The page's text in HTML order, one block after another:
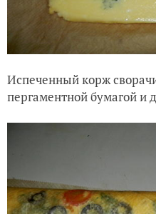
Испеченный корж
пергаментной бумагой и